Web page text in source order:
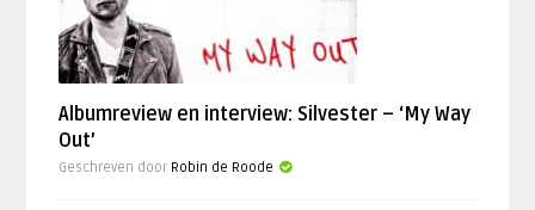
Albumreview en interview: Silvester – ‘My Way
Out’
Geschreven door Robin de Roode